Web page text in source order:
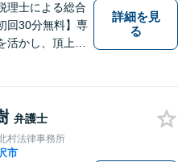
理士による総合
回30分無料】専
活かし、頂上＝
詳細を見
る
弁護士
村法律事務所
市